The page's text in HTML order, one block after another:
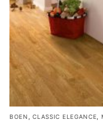
BOEN ,CLASSIC ELEGANCE